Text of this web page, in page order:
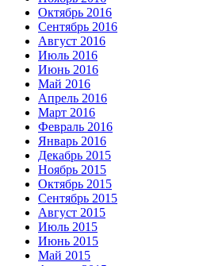
Октябрь 2016
Сентябрь 2016
Август 2016
Июль 2016
Июнь 2016
Май 2016
Апрель 2016
Март 2016
Февраль 2016
Январь 2016
Декабрь 2015
Ноябрь 2015
Октябрь 2015
Сентябрь 2015
Август 2015
Июль 2015
Июнь 2015
Май 2015